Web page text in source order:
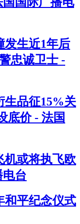
发生近1年后
忠诚卫士 -
生品征15%关
底价 - 法国
机或将执飞欧
台
和平纪念仪式